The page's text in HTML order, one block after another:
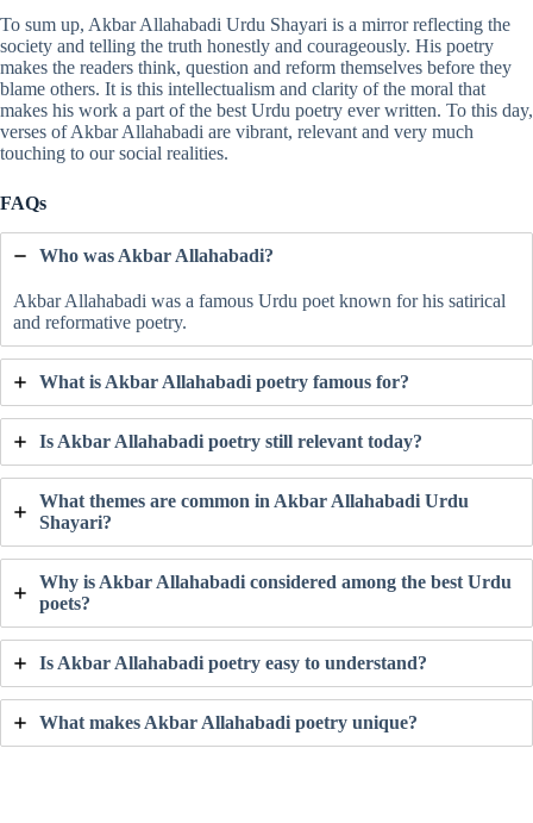
To sum up, Akbar Allahabadi Urdu Shayari is a mirror reflecting the
society and telling the truth honestly and courageously. His poetry
makes the readers think, question and reform themselves before they
blame others. It is this intellectualism and clarity of the moral that
makes his work a part of the best Urdu poetry ever written. To this day,
verses of Akbar Allahabadi are vibrant, relevant and very much
touching to our social realities.
FAQs
Who was Akbar Allahabadi?
Akbar Allahabadi was a famous Urdu poet known for his satirical
and reformative poetry.
What is Akbar Allahabadi poetry famous for?
Is Akbar Allahabadi poetry still relevant today?
What themes are common in Akbar Allahabadi Urdu
Shayari?
Why is Akbar Allahabadi considered among the best Urdu
poets?
Is Akbar Allahabadi poetry easy to understand?
What makes Akbar Allahabadi poetry unique?